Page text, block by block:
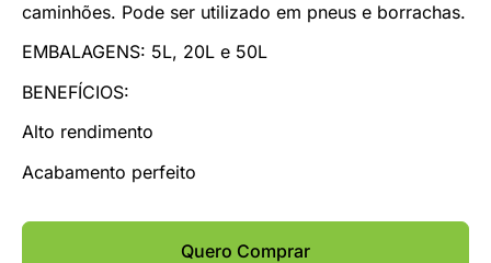
caminhões. Pode ser utilizado em pneus e borrachas.
EMBALAGENS: 5L, 20L e 50L
BENEFÍCIOS:
Alto rendimento
Acabamento perfeito
Quero Comprar